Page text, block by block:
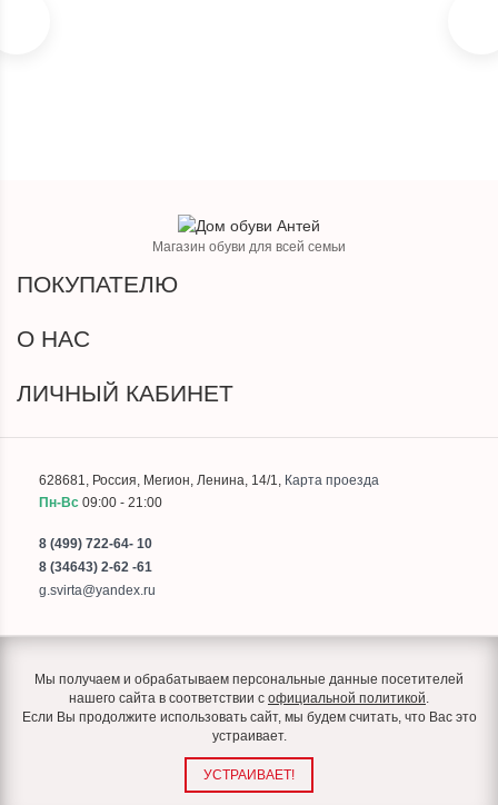
Магазин обуви для всей семьи
ПОКУПАТЕЛЮ
О НАС
ЛИЧНЫЙ КАБИНЕТ
628681, Россия, Мегион, Ленина, 14/1, Карта проезда
Пн-Вс 09:00 - 21:00
8 (499) 722-64- 10
8 (34643) 2-62 -61
g.svirta@yandex.ru
Мы получаем и обрабатываем персональные данные посетителей
нашего сайта в соответствии с официальной политикой.
Если Вы продолжите использовать сайт, мы будем считать, что Вас это
устраивает.
УСТРАИВАЕТ!